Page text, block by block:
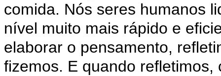
comida. Nós seres humanos
nível muito mais rápido e
elaborar o pensamento,
fizemos. E quando